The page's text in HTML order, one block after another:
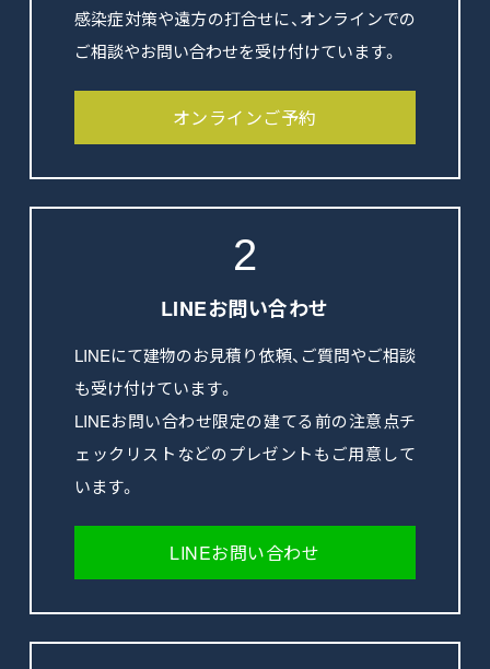
感染症対策や遠方の打合せに、オンラインでの
ご相談やお問い合わせを受け付けています。
オンラインご予約
2
LINEお問い合わせ
LINEにて建物のお見積り依頼、ご質問やご相談
も受け付けています。
LINEお問い合わせ限定の建てる前の注意点チ
ェックリストなどのプレゼントもご用意して
います。
LINEお問い合わせ